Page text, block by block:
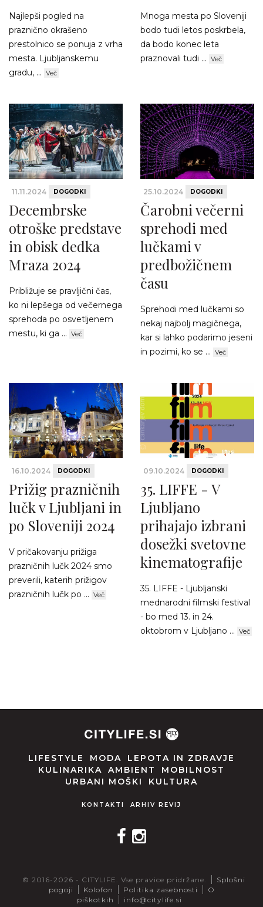
Najlepši pogled na
praznično okrašeno
prestolnico se ponuja z vrha
mesta. Ljubljanskemu
gradu, ... Več
Mnoga mesta po Sloveniji
bodo tudi letos poskrbela,
da bodo konec leta
praznovali tudi ... Več
11.11.2024 DOGODKI
Decembrske
otroške predstave
in obisk dedka
Mraza 2024
Približuje se pravljični čas,
ko ni lepšega od večernega
sprehoda po osvetljenem
mestu, ki ga ... Več
25.10.2024 DOGODKI
Čarobni večerni
sprehodi med
lučkami v
predbožičnem
času
Sprehodi med lučkami so
nekaj najbolj magičnega,
kar si lahko podarimo jeseni
in pozimi, ko se ... Več
16.10.2024 DOGODKI
Prižig prazničnih
lučk v Ljubljani in
po Sloveniji 2024
V pričakovanju prižiga
prazničnih lučk 2024 smo
preverili, katerih prižigov
prazničnih lučk po ... Več
09.10.2024 DOGODKI
35. LIFFE - V
Ljubljano
prihajajo izbrani
dosežki svetovne
kinematografije
35. LIFFE - Ljubljanski
mednarodni filmski festival
- bo med 13. in 24.
oktobrom v Ljubljano ... Več
LIFESTYLE MODA
LEPOTA IN ZDRAVJE
KULINARIKA
AMBIENT
MOBILNOST
URBANI MOŠKI
KULTURA
KONTAKTI ARHIV REVIJ
© 2016-2026 - CITYLIFE. Vse pravice pridržane.
Splošni
pogoji
Kolofon Politika zasebnosti
O
piškotkih
info@citylife.si